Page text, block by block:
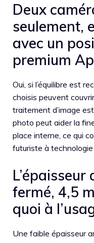
Deux
seulement,
avec un
premium
Oui, si l’équilibre est
choisis peuvent
traitement d’image
photo peut aider la
place interne, ce qui
futuriste à technologie
fermé, 4,5
quoi à
Une faible épaisseur